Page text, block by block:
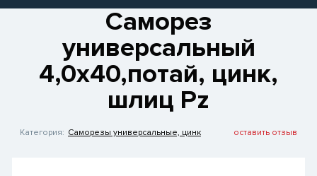
Саморез
универсальный
4,0х40,потай, цинк,
шлиц Pz
Категория: Саморезы универсальные, цинк оставить отзыв